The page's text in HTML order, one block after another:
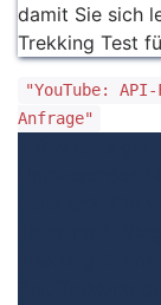
damit Sie sich
Trekking Test
"YouTube:
Anfrage"